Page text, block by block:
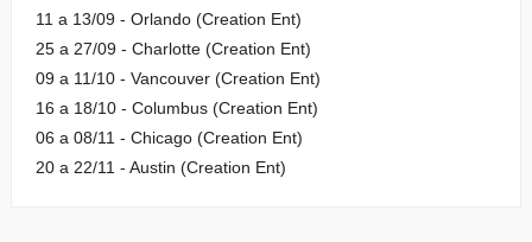
11 a 13/09 - Orlando (Creation Ent)
25 a 27/09 - Charlotte (Creation Ent)
09 a 11/10 - Vancouver (Creation Ent)
16 a 18/10 - Columbus (Creation Ent)
06 a 08/11 - Chicago (Creation Ent)
20 a 22/11 - Austin (Creation Ent)